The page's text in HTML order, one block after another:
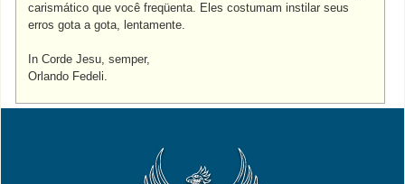
carismático que você freqüenta. Eles costumam instilar seus
erros gota a gota, lentamente.
In Corde Jesu, semper,
Orlando Fedeli.